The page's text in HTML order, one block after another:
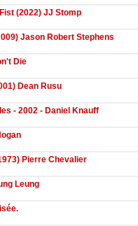
(2022) JJ Stomp
Jason Robert Stephens
Die
Dean Rusu
- 2002 - Daniel Knauff
Pierre Chevalier
Leung